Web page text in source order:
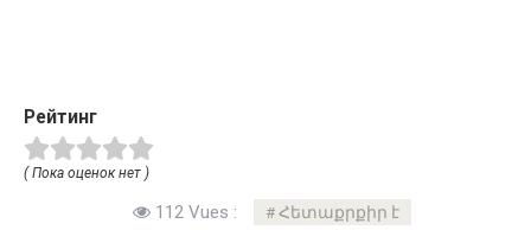
Рейтинг
( Пока оценок нет )
112 Vues : Հետաքրքիր է